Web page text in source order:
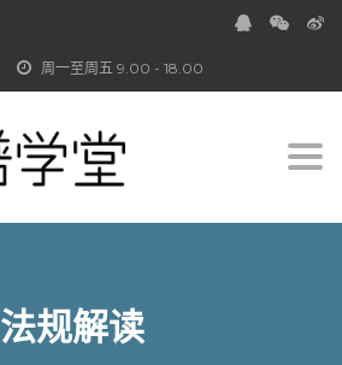
周一至周五 9.00 - 18.00
法规解读